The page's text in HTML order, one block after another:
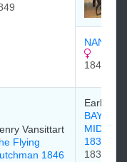
NAN
1844
Vansittart
Flying
1846
Earl of
BAY
1833
1833